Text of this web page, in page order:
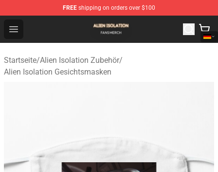
FREE shipping on orders over $100
Open menu
Alien Isolation Shop - Official Alien Isolation
Startseite/Alien Isolation Zubehör/
Alien Isolation Gesichtsmasken